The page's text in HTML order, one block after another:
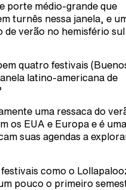
porte médio-grande que
turnês nessa janela, e
verão no hemisfério sul
quatro festivais
latino-americana de
uma ressaca do
os EUA e Europa e é uma
suas agendas a
como o
pouco o primeiro